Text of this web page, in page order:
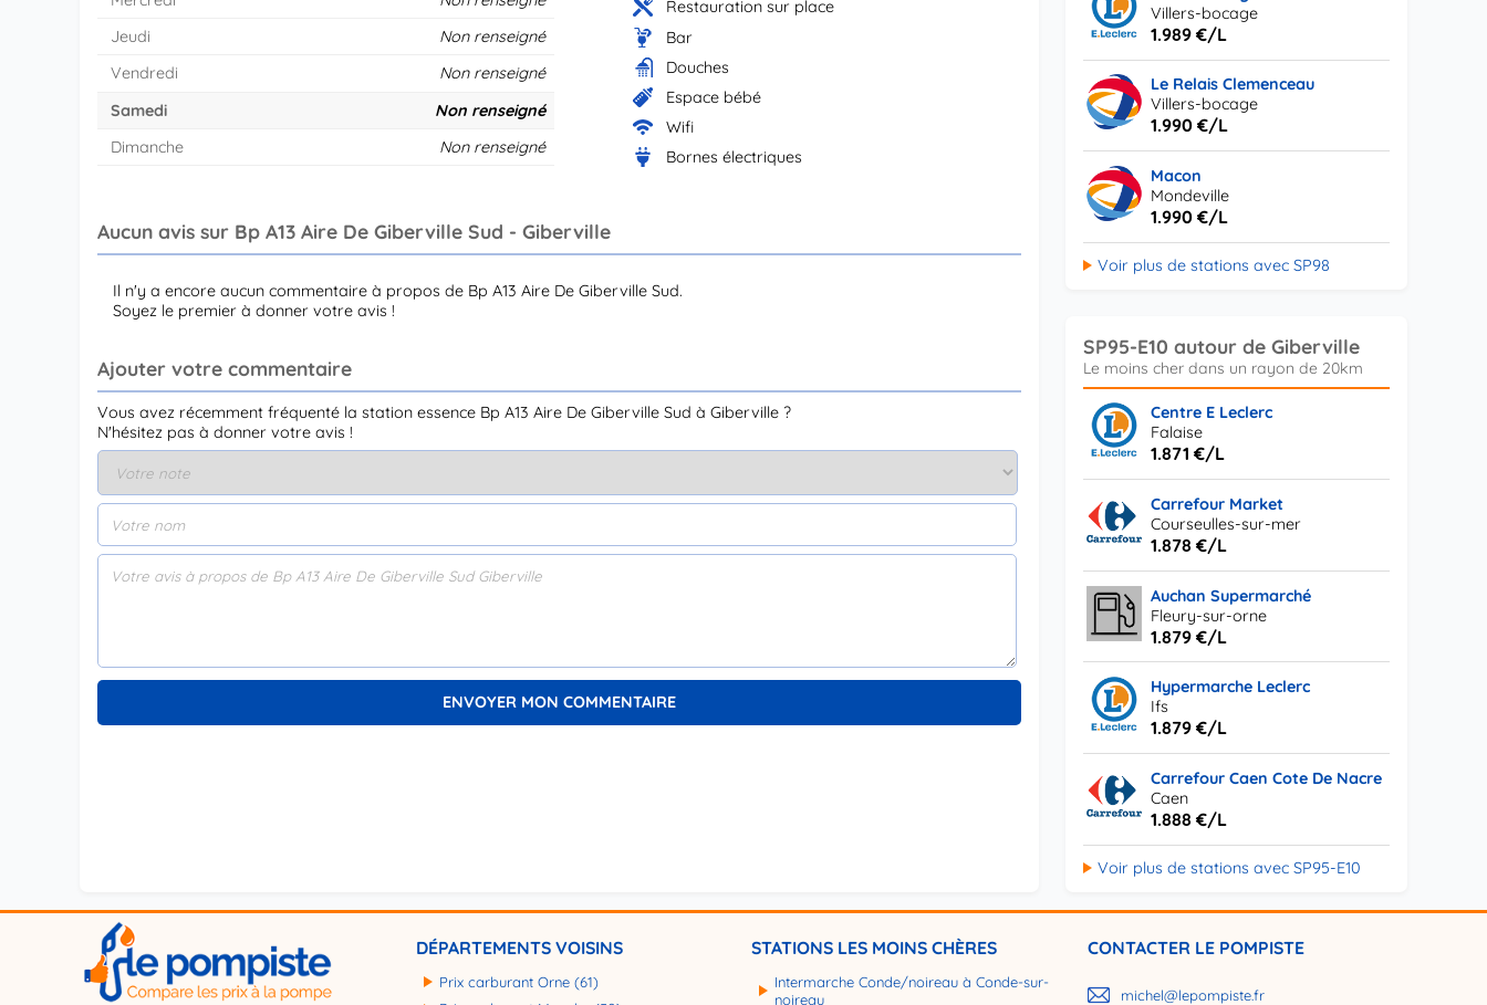
Jeudi
Non renseigné
Vendredi
Non renseigné
Samedi
Non renseigné
Dimanche
Non renseigné
Restauration sur place
Bar
Douches
Espace bébé
Wifi
Bornes électriques
Aucun avis sur Bp A13 Aire De Giberville Sud - Giberville
Il n'y a encore aucun commentaire à propos de Bp A13 Aire De Giberville Sud.
Soyez le premier à donner votre avis !
Ajouter votre commentaire
Vous avez récemment fréquenté la station essence Bp A13 Aire De Giberville Sud à Giberville ?
N'hésitez pas à donner votre avis !
Villers-bocage
1.989 €/L
Le Relais Clemenceau
Villers-bocage
1.990 €/L
Macon
Mondeville
1.990 €/L
Voir plus de stations avec SP98
SP95-E10 autour de Giberville
Centre E Leclerc
Falaise
1.871 €/L
Carrefour Market
Courseulles-sur-mer
1.878 €/L
Auchan Supermarché
Fleury-sur-orne
1.879 €/L
Hypermarche Leclerc
Ifs
1.879 €/L
Carrefour Caen Cote De Nacre
Caen
1.888 €/L
Voir plus de stations avec SP95-E10
DÉPARTEMENTS VOISINS
Prix carburant Orne (61)
STATIONS LES MOINS CHÈRES
Intermarche Conde/noireau à Conde-sur-
noireau
CONTACTER LE POMPISTE
michel@lepompiste.fr